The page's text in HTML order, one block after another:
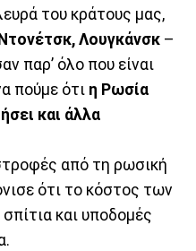
του κράτους μας,
Λουγκάνσκ –
παρ’ όλο που είναι
πούμε ότι η Ρωσία
και άλλα
από τη ρωσική
ότι το κόστος των
και υποδομές